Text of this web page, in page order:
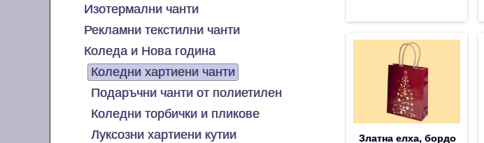
Изотермални чанти
Рекламни текстилни чанти
Коледа и Нова година
Коледни хартиени чанти
Подаръчни чанти от полиетилен
Коледни торбички и пликове
Луксозни хартиени кутии
Златна елха, бордо